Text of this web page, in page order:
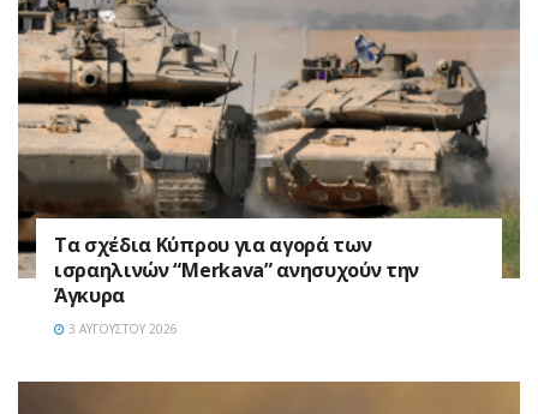
Τα σχέδια Κύπρου για αγορά των
ισραηλινών “Merkava” ανησυχούν την
Άγκυρα
3 ΑΥΓΟΎΣΤΟΥ 2026